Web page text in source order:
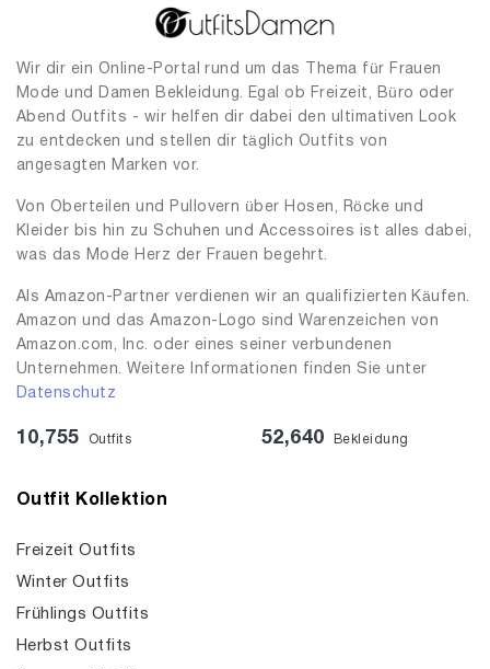
Wir dir ein Online-Portal rund um das Thema für Frauen
Mode und Damen Bekleidung. Egal ob Freizeit, Büro oder
Abend Outfits - wir helfen dir dabei den ultimativen Look
zu entdecken und stellen dir täglich Outfits von
angesagten Marken vor.
Von Oberteilen und Pullovern über Hosen, Röcke und
Kleider bis hin zu Schuhen und Accessoires ist alles dabei,
was das Mode Herz der Frauen begehrt.
Als Amazon-Partner verdienen wir an qualifizierten Käufen.
Amazon und das Amazon-Logo sind Warenzeichen von
Amazon.com, Inc. oder eines seiner verbundenen
Unternehmen. Weitere Informationen finden Sie unter
Datenschutz
10,755 Outfits 52,640 Bekleidung
Outfit Kollektion
Freizeit Outfits
Winter Outfits
Frühlings Outfits
Herbst Outfits